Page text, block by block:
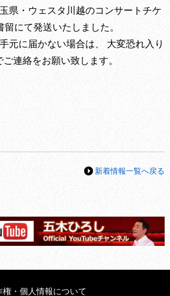
県・ウェスタ川越のコンサートチケ
にて発送いたしました。
元に届かない場合は、 大変恐れ入り
連絡をお願い致します。
新着情報一覧へ戻る
権・個人情報について